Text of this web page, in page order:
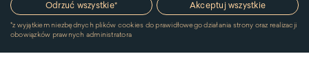
Odrzuć wszystkie*
*z wyjątkiem niezbędnych plików cookies do prawidłowego działania strony oraz realizacji
obowiązków prawnych administratora
Akceptuj wszystkie